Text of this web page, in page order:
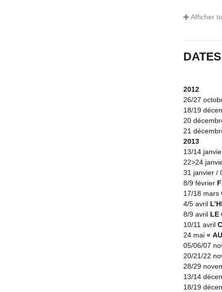
« LA
public
propose
novembre
Blin, fait
Agnès LE
«QUAND
Du conte
le titre
à la fin.
marchande
décor
Et
scintille en
bruit de la
allumettes
Afficher
2012
26/27
18/19
20
21
2013
13/14
22>24
31 janvier /
8/9 février
17/18 mars
4/5 avril
8/9 avril LE
10/11 avril
24 mai «
05/06/07
20/21/22
28/29
13/14
18/19